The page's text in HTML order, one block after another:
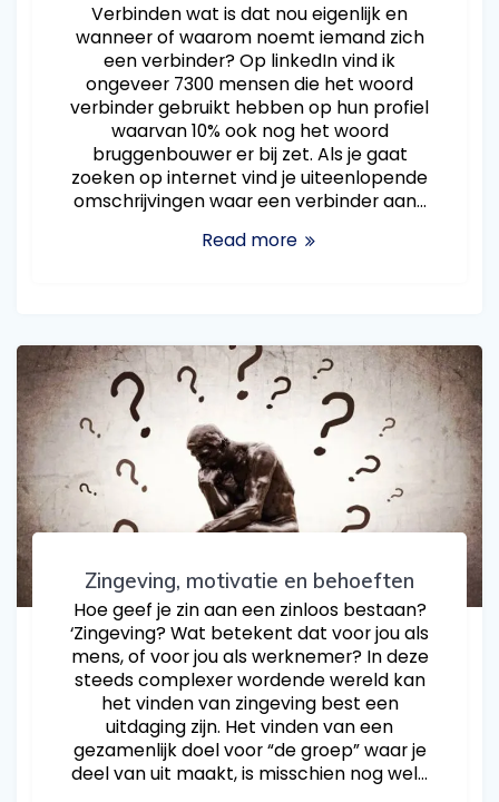
Verbinden wat is dat nou eigenlijk en
wanneer of waarom noemt iemand zich
een verbinder? Op linkedIn vind ik
ongeveer 7300 mensen die het woord
verbinder gebruikt hebben op hun profiel
waarvan 10% ook nog het woord
bruggenbouwer er bij zet. Als je gaat
zoeken op internet vind je uiteenlopende
omschrijvingen waar een verbinder aan…
Read more
Zingeving, motivatie en behoeften
Hoe geef je zin aan een zinloos bestaan?
‘Zingeving? Wat betekent dat voor jou als
mens, of voor jou als werknemer? In deze
steeds complexer wordende wereld kan
het vinden van zingeving best een
uitdaging zijn. Het vinden van een
gezamenlijk doel voor “de groep” waar je
deel van uit maakt, is misschien nog wel…